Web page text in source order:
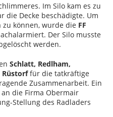
Im Silo kam es zu
die Decke beschädigte. Um
können, wurde die FF
Der Silo musste
werden.
Schlatt, Redlham,
für die tatkräftige
Zusammenarbeit. Ein
die Firma Obermair
Stellung des Radladers